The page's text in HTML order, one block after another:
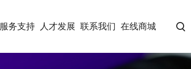
服务支持 人才发展 联系我们 在线商城